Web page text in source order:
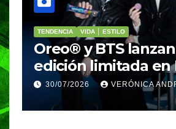
PORTADA VIDA │ ESTILO
Nosotros Bailamos,
Nosotros Volamos
GIFF
25/07/2026 VERÓNICA